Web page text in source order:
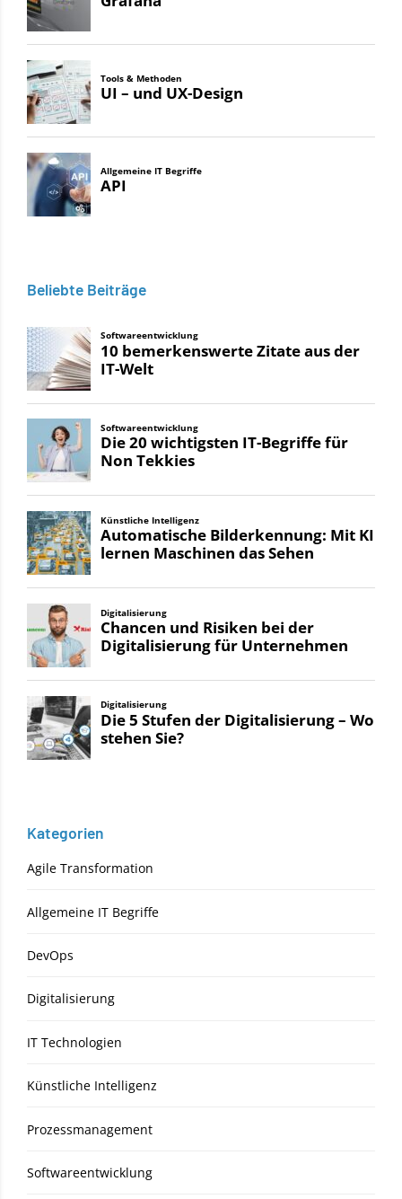
Beliebte Beiträge
Kategorien
Agile Transformation
Allgemeine IT Begriffe
DevOps
Digitalisierung
IT Technologien
Künstliche Intelligenz
Prozessmanagement
Softwareentwicklung